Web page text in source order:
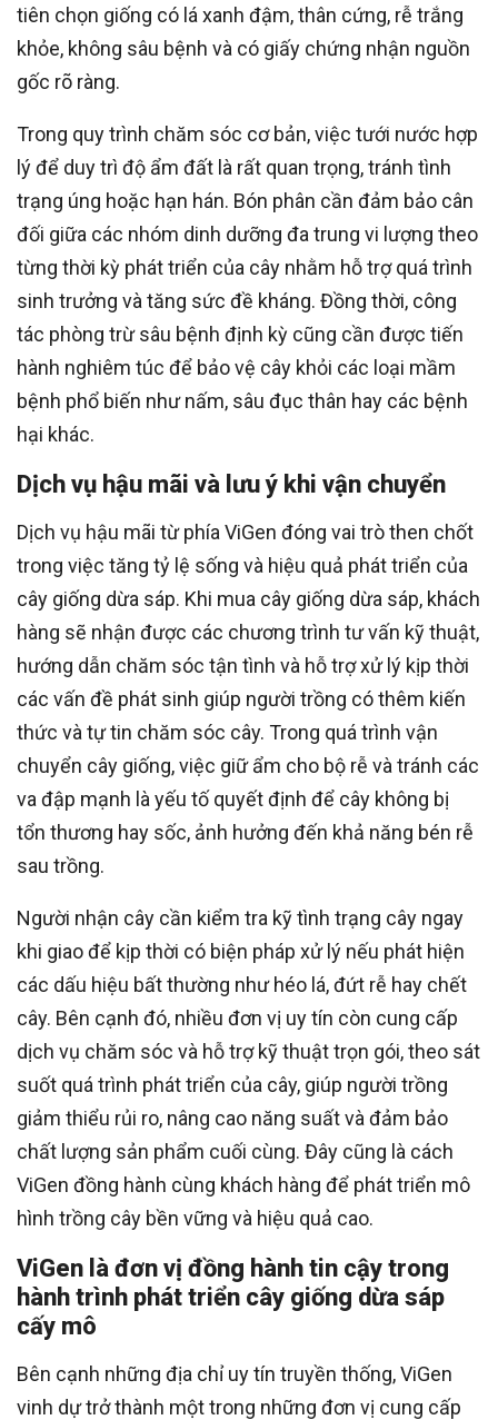
tiên chọn giống có lá xanh đậm, thân cứng, rễ trắng
khỏe, không sâu bệnh và có giấy chứng nhận nguồn
gốc rõ ràng.
Trong quy trình chăm sóc cơ bản, việc tưới nước hợp
lý để duy trì độ ẩm đất là rất quan trọng, tránh tình
trạng úng hoặc hạn hán. Bón phân cần đảm bảo cân
đối giữa các nhóm dinh dưỡng đa trung vi lượng theo
từng thời kỳ phát triển của cây nhằm hỗ trợ quá trình
sinh trưởng và tăng sức đề kháng. Đồng thời, công
tác phòng trừ sâu bệnh định kỳ cũng cần được tiến
hành nghiêm túc để bảo vệ cây khỏi các loại mầm
bệnh phổ biến như nấm, sâu đục thân hay các bệnh
hại khác.
Dịch vụ hậu mãi và lưu ý khi vận chuyển
Dịch vụ hậu mãi từ phía ViGen đóng vai trò then chốt
trong việc tăng tỷ lệ sống và hiệu quả phát triển của
cây giống dừa sáp. Khi mua cây giống dừa sáp, khách
hàng sẽ nhận được các chương trình tư vấn kỹ thuật,
hướng dẫn chăm sóc tận tình và hỗ trợ xử lý kịp thời
các vấn đề phát sinh giúp người trồng có thêm kiến
thức và tự tin chăm sóc cây. Trong quá trình vận
chuyển cây giống, việc giữ ẩm cho bộ rễ và tránh các
va đập mạnh là yếu tố quyết định để cây không bị
tổn thương hay sốc, ảnh hưởng đến khả năng bén rễ
sau trồng.
Người nhận cây cần kiểm tra kỹ tình trạng cây ngay
khi giao để kịp thời có biện pháp xử lý nếu phát hiện
các dấu hiệu bất thường như héo lá, đứt rễ hay chết
cây. Bên cạnh đó, nhiều đơn vị uy tín còn cung cấp
dịch vụ chăm sóc và hỗ trợ kỹ thuật trọn gói, theo sát
suốt quá trình phát triển của cây, giúp người trồng
giảm thiểu rủi ro, nâng cao năng suất và đảm bảo
chất lượng sản phẩm cuối cùng. Đây cũng là cách
ViGen đồng hành cùng khách hàng để phát triển mô
hình trồng cây bền vững và hiệu quả cao.
ViGen là đơn vị đồng hành tin cậy trong
hành trình phát triển cây giống dừa sáp
cấy mô
Bên cạnh những địa chỉ uy tín truyền thống, ViGen
vinh dự trở thành một trong những đơn vị cung cấp